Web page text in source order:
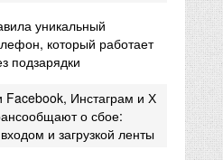
уникальный
который работает
подзарядки
Facebook, Инстаграм и Х
о сбое:
и загрузкой ленты